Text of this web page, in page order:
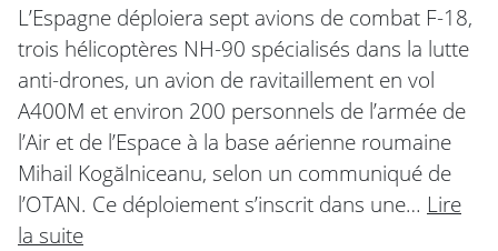
L’Espagne déploiera sept avions de combat F-18,
trois hélicoptères NH-90 spécialisés dans la lutte
anti-drones, un avion de ravitaillement en vol
A400M et environ 200 personnels de l’armée de
l’Air et de l’Espace à la base aérienne roumaine
Mihail Kogălniceanu, selon un communiqué de
l’OTAN. Ce déploiement s’inscrit dans une… Lire
la suite